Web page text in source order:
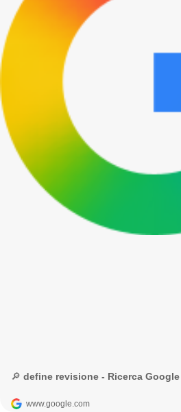
🔎 define revisione - Ricerca Google
www.google.com